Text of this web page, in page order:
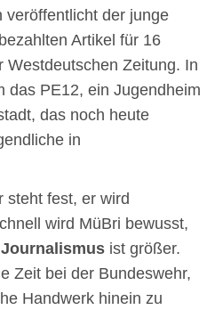
veröffentlicht der junge
Artikel für 16
Westdeutschen Zeitung. In
das PE12, ein Jugendheim
das noch heute
in
steht fest, er wird
wird MüBri bewusst,
Journalismus ist größer.
Zeit bei der Bundeswehr,
Handwerk hinein zu